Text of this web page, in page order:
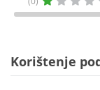
Korištenje